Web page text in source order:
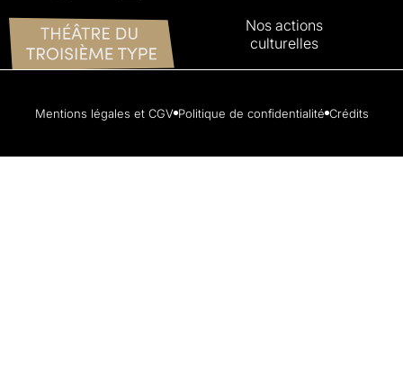
Nos actions
culturelles
Mentions légales et CGV Politique de confidentialité Crédits